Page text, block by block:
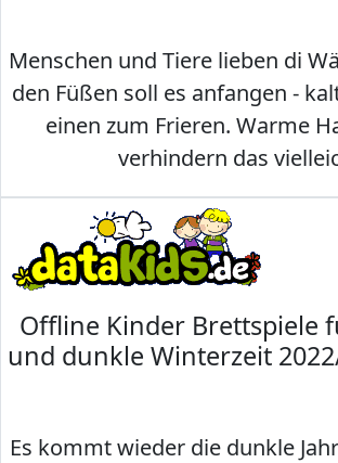
Menschen und Tiere lieben di
den Füßen soll es anfangen -
einen zum Frieren. Warme
verhindern das
Offline Kinder Brettspiele
und dunkle Winterzeit
Es kommt wieder die dunkle